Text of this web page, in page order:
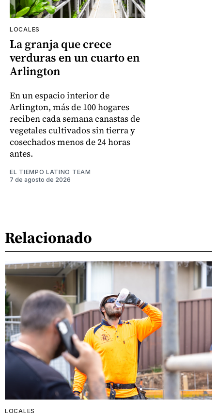
LOCALES
La granja que crece
verduras en un cuarto en
Arlington
En un espacio interior de
Arlington, más de 100 hogares
reciben cada semana canastas de
vegetales cultivados sin tierra y
cosechados menos de 24 horas
antes.
EL TIEMPO LATINO TEAM
7 de agosto de 2026
Relacionado
LOCALES